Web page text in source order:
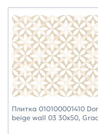
Плитка 010100001410
beige wall 03 30х50,